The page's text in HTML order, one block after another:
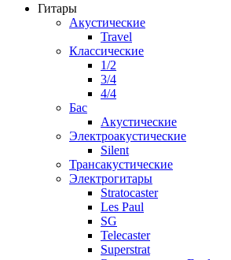
Гитары
Акустические
Travel
Классические
1/2
3/4
4/4
Бас
Акустические
Электроакустические
Silent
Трансакустические
Электрогитары
Stratocaster
Les Paul
SG
Telecaster
Superstrat